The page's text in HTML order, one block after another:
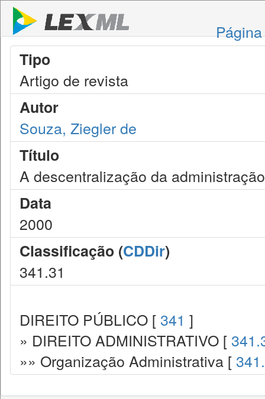
Tipo
Artigo de revista
Autor
Souza, Ziegler de
Título
A descentralização da
Data
2000
Classificação (CDDir)
341.31
DIREITO PÚBLICO [ 341 ]
» DIREITO ADMINISTRATIVO [
»» Organização Administrativa [